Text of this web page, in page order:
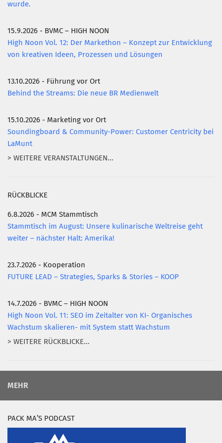
wurde.
15.9.2026 - BVMC – HIGH NOON
High Noon Vol. 12: Der Markethon – Konzept zur Entwicklung
von kreativen Ideen, Prozessen und Lösungen
13.10.2026 - Führung vor Ort
Behind the Streams: Die neue BR Medienwelt
15.10.2026 - Marketing vor Ort
Soundingboard & Community-Power: Customer Centricity bei
LaMunt
> WEITERE VERANSTALTUNGEN...
RÜCKBLICKE
6.8.2026 - MCM Stammtisch
Stammtisch im August: Unsere kulinarische Weltreise geht
weiter – nächster Halt: Amerika!
23.7.2026 - Kooperation
FUTURE LEAD – Strategies, Sparks & Stories – KOOP
14.7.2026 - BVMC – HIGH NOON
High Noon Vol. 11: SEO im Zeitalter von KI- Organisches
Wachstum skalieren- mit System statt Wachstum
> WEITERE RÜCKBLICKE...
MEHR
PACK MA’S PODCAST